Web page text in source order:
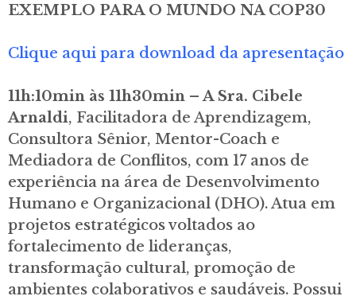
EXEMPLO PARA O MUNDO NA COP30
Clique aqui para download da apresentação
11h:10min às 11h30min – A Sra. Cibele
Arnaldi, Facilitadora de Aprendizagem,
Consultora Sênior, Mentor-Coach e
Mediadora de Conflitos, com 17 anos de
experiência na área de Desenvolvimento
Humano e Organizacional (DHO). Atua em
projetos estratégicos voltados ao
fortalecimento de lideranças,
transformação cultural, promoção de
ambientes colaborativos e saudáveis. Possui